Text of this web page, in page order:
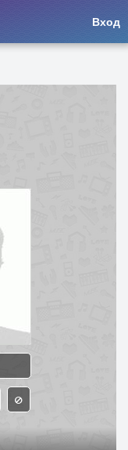
Вход